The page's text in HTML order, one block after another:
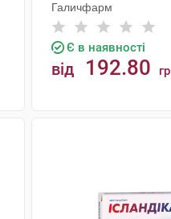
Галичфарм
Є в наявності
від 192.80